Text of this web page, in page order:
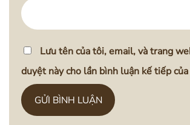
Lưu tên của tôi, email, và trang
duyệt này cho lần bình luận kế tiếp